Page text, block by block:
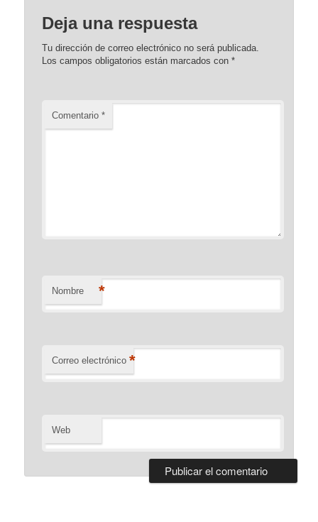
Deja una respuesta
Tu dirección de correo electrónico no será publicada.
Los campos obligatorios están marcados con*
Comentario*
Nombre *
Correo electrónico *
Web